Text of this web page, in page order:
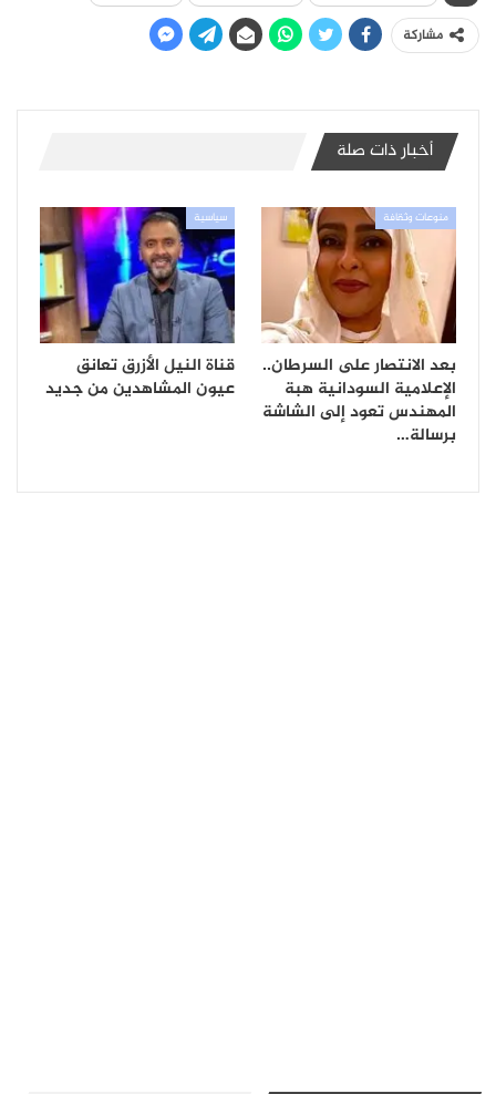
مشاركة
أخبار ذات صلة
منوعات وثقافة
بعد الانتصار على السرطان..
الإعلامية السودانية هبة
المهندس تعود إلى الشاشة
برسالة…
سياسية
قناة النيل الأزرق تعانق
عيون المشاهدين من جديد